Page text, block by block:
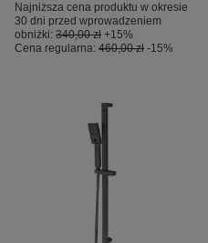
Najniższa cena produktu w okresie
30 dni przed wprowadzeniem
obniżki: 340,00 zł +15%
Cena regularna: 460,00 zł -15%